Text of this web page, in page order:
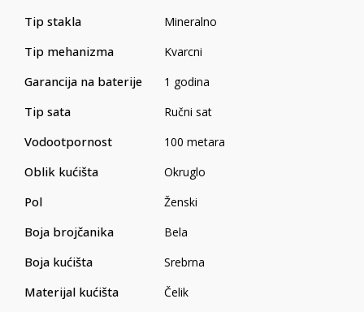
Tip stakla Mineralno
Tip mehanizma Kvarcni
Garancija na baterije 1 godina
Tip sata Ručni sat
Vodootpornost 100 metara
Oblik kućišta Okruglo
Pol Ženski
Boja brojčanika Bela
Boja kućišta Srebrna
Materijal kućišta Čelik